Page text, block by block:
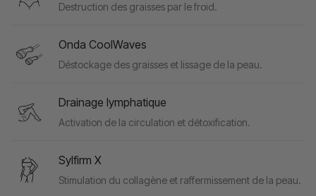
Destruction des graisses par le froid.
Onda CoolWaves
Déstockage des graisses et lissage de la peau.
Drainage lymphatique
Activation de la circulation et détoxification.
Sylfirm X
Stimulation du collagène et raffermissement de la peau.